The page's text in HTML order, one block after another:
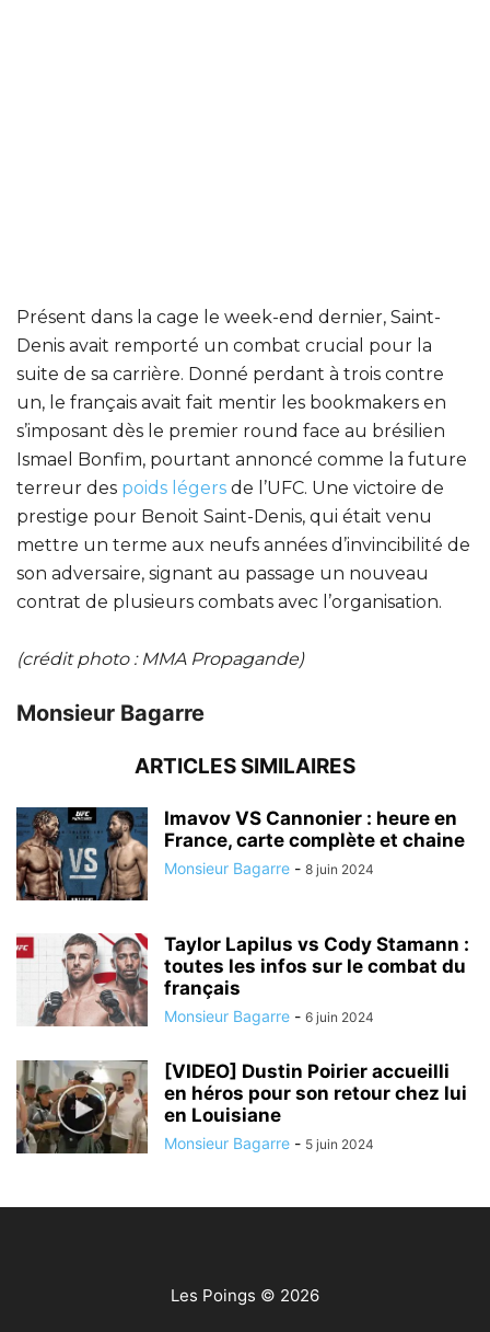
Présent dans la cage le week-end dernier, Saint-
Denis avait remporté un combat crucial pour la
suite de sa carrière. Donné perdant à trois contre
un, le français avait fait mentir les bookmakers en
s’imposant dès le premier round face au brésilien
Ismael Bonfim, pourtant annoncé comme la future
terreur des poids légers de l’UFC. Une victoire de
prestige pour Benoit Saint-Denis, qui était venu
mettre un terme aux neufs années d’invincibilité de
son adversaire, signant au passage un nouveau
contrat de plusieurs combats avec l’organisation.
(crédit photo : MMA Propagande)
Monsieur Bagarre
ARTICLES SIMILAIRES
Imavov VS Cannonier : heure en
France, carte complète et chaine
Monsieur Bagarre - 8 juin 2024
Taylor Lapilus vs Cody Stamann :
toutes les infos sur le combat du
français
Monsieur Bagarre - 6 juin 2024
[VIDEO] Dustin Poirier accueilli
en héros pour son retour chez lui
en Louisiane
Monsieur Bagarre - 5 juin 2024
Les Poings © 2026